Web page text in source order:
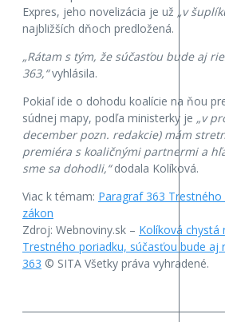
Expres, jeho novelizácia je už „v
najbližších dňoch predložená.
„Rátam s tým, že súčasťou bude aj
363,“vyhlásila.
Pokiaľ ide o dohodu koalície na ňou
súdnej mapy, podľa ministerky je „v
december pozn. redakcie) mám
premiéra s koaličnými partnermi a
sme sa dohodli,“dodala Kolíková.
Viac k témam: Paragraf 363 Trestného
zákon
Zdroj: Webnoviny.sk – Kolíková chystá
Trestného poriadku, súčasťou bude aj
363 © SITA Všetky práva vyhradené.